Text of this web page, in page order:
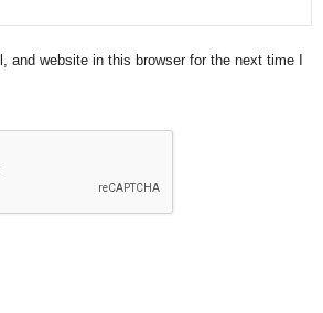
and website in this browser for the next time I